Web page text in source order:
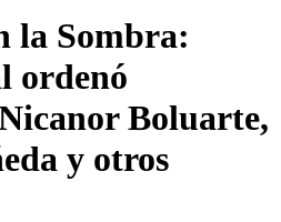
la Sombra:
ordenó
Boluarte,
y otros